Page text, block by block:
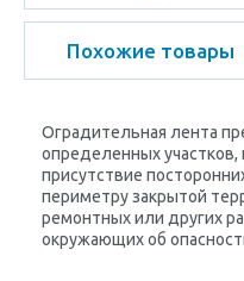
Похожие товары
Оградительная лента
определенных
присутствие
периметру закрытой
ремонтных или других
окружающих об